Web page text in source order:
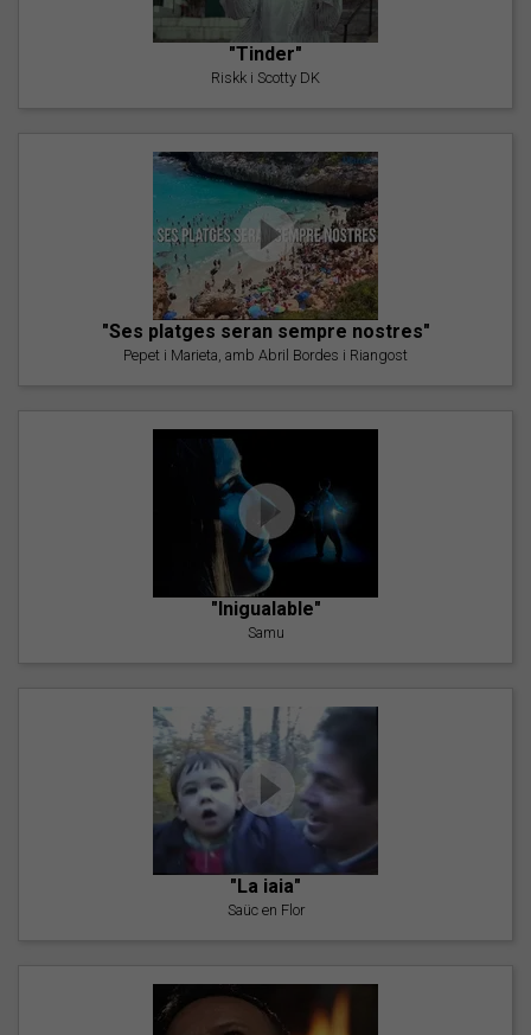
"Tinder"
Riskk i Scotty DK
"Ses platges seran sempre nostres"
Pepet i Marieta, amb Abril Bordes i Riangost
"Inigualable"
Samu
"La iaia"
Saüc en Flor